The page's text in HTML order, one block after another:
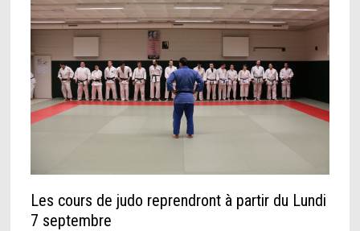
Les cours de judo reprendront à partir du Lundi
7 septembre